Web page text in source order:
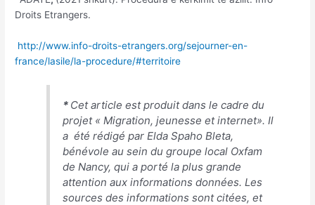
Droits Etrangers.
http://www.info-droits-etrangers.org/sejourner-en-
france/lasile/la-procedure/#territoire
* Cet article est produit dans le cadre du
projet « Migration, jeunesse et internet». Il
a été rédigé par Elda Spaho Bleta,
bénévole au sein du groupe local Oxfam
de Nancy, qui a porté la plus grande
attention aux informations données. Les
sources des informations sont citées, et